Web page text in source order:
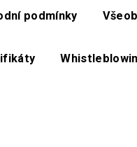
podmínky